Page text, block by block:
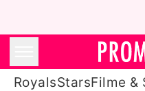
RoyalsStarsFilme &